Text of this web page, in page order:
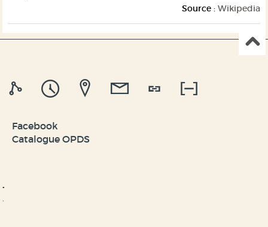
Source : Wikipedia
Facebook
Catalogue OPDS
.
.